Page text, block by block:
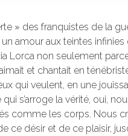
» des franquistes de la
amour aux teintes
Lorca non seulement
et chantait en
qui veulent, en une
s’arroge la vérité, oui,
comme les corps. Nous
ce désir et de ce plaisir,